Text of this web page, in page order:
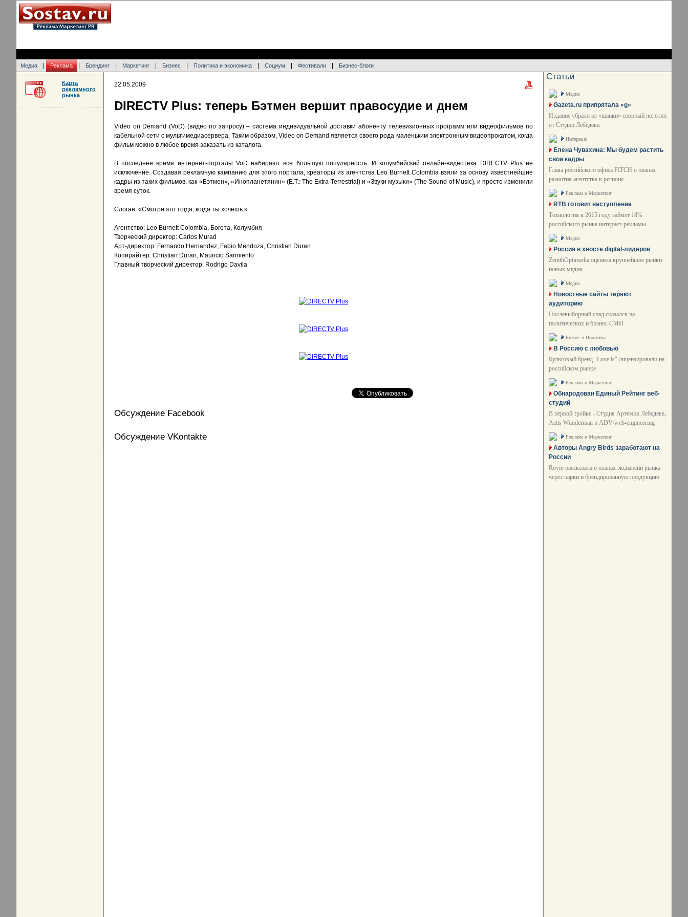
Медиа Реклама Брендинг Маркетинг Бизнес Политика и экономика Социум Фестивали Бизнес-блоги
22.05.2009
DIRECTV Plus: теперь Бэтмен вершит правосудие и днем
Video on Demand (VoD) (видео по запросу) – система индивидуальной доставки абоненту телевизионных программ или видеофильмов по
кабельной сети с мультимедиасервера. Таким образом, Video on Demand является своего рода маленьким электронным видеопрокатом, когда
фильм можно в любое время заказать из каталога.
В последнее время интернет-порталы VoD набирают все большую популярность. И колумбийский онлайн-видеотека DIRECTV Plus не
исключение. Создавая рекламную кампанию для этого портала, креаторы из агентства Leo Burnett Colombia взяли за основу известнейшие
кадры из таких фильмов, как «Бэтмен», «Инопланетянин» (E.T.: The Extra-Terrestrial) и «Звуки музыки» (The Sound of Music), и просто изменили
время суток.
Слоган: «Смотри это тогда, когда ты хочешь.»
Агентство: Leo Burnett Colombia, Богота, Колумбия
Творческий директор: Carlos Murad
Арт-директор: Fernando Hernandez, Fabio Mendoza, Christian Duran
Копирайтер: Christian Duran, Mauricio Sarmiento
Главный творческий директор: Rodrigo Davila
Обсуждение Facebook
Обсуждение VKontakte
Карта
рекламного
рынка
Статьи
Медиа
Gazeta.ru припрятала «g»
Издание убрало из «шапки» спорный логотип
от Студии Лебедева
Интервью
Елена Чувахина: Мы будем растить
свои кадры
Глава российского офиса FITCH о планах
развития агентства в регионе
Реклама и Маркетинг
RTB готовит наступление
Технология к 2015 году займет 18%
российского рынка интернет-рекламы
Медиа
Россия в хвосте digital-лидеров
ZenithOptimedia оценила крупнейшие рынки
новых медиа
Медиа
Новостные сайты теряют
аудиторию
Послевыборный спад сказался на
политических и бизнес-СМИ
Бизнес и Политика
В Россию с любовью
Культовый бренд "Love is" лицензировали на
российском рынке
Реклама и Маркетинг
Обнародован Единый Рейтинг веб-
студий
В первой тройке - Студия Артемия Лебедева,
Actis Wunderman и ADV/web-engineering
Реклама и Маркетинг
Авторы Angry Birds заработают на
России
Rovio рассказала о планах экспансии рынка
через парки и брендированную продукцию